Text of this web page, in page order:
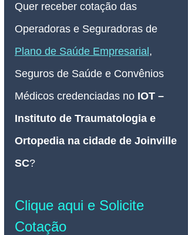
Quer receber cotação das
Operadoras e Seguradoras de
Plano de Saúde Empresarial ,
Seguros de Saúde e Convênios
Médicos credenciadas no IOT –
Instituto de Traumatologia e
Ortopedia na cidade de Joinville
SC?
Clique aqui e Solicite
Cotação